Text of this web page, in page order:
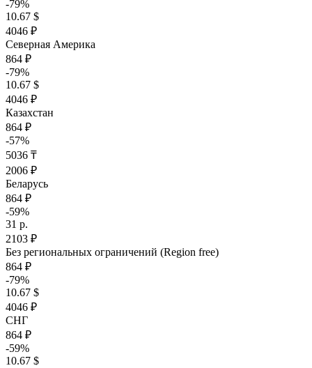
-79%
10.67 $
4046 ₽
Северная Америка
864 ₽
-79%
10.67 $
4046 ₽
Казахстан
864 ₽
-57%
5036 ₸
2006 ₽
Беларусь
864 ₽
-59%
31 р.
2103 ₽
Без региональных ограничений (Region free)
864 ₽
-79%
10.67 $
4046 ₽
СНГ
864 ₽
-59%
10.67 $